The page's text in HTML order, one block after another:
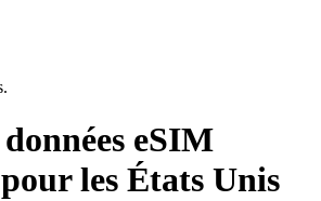
eSIM
les États Unis